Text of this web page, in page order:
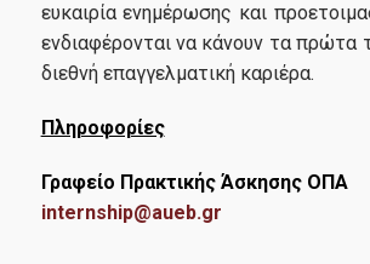
Research Laboratory on Socio-Economic
Sustainability (ReSEES)
Laboratory of International Economic
Working Papers
ευκαιρία ενημέρωσης και
ενδιαφέρονται να κάνουν τα πρώτα
διεθνή επαγγελματική καριέρα.
Πληροφορίες
Γραφείο Πρακτικής Άσκησης ΟΠΑ
internship@aueb.gr